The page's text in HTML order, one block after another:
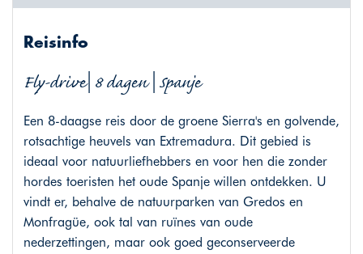
Reisinfo
Fly-drive| 8 dagen | Spanje
Een 8-daagse reis door de groene Sierra's en golvende,
rotsachtige heuvels van Extremadura. Dit gebied is
ideaal voor natuurliefhebbers en voor hen die zonder
hordes toeristen het oude Spanje willen ontdekken. U
vindt er, behalve de natuurparken van Gredos en
Monfragüe, ook tal van ruïnes van oude
nederzettingen, maar ook goed geconserveerde